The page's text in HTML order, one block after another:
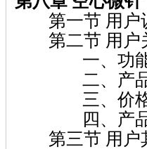
第一节 用户
第二节 用户
一、功
二、产品
三、价
四、产品
第三节 用户